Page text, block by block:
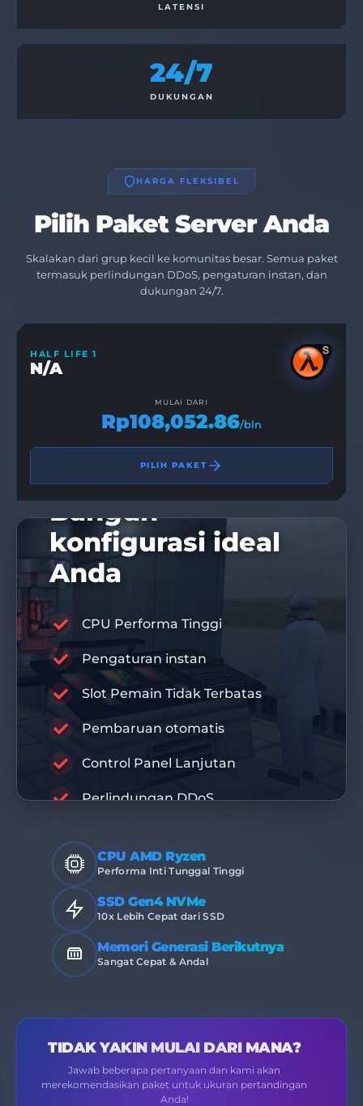
LATENSI
24/7
DUKUNGAN
HARGA FLEKSIBEL
Pilih Paket Server Anda
Skalakan dari grup kecil ke komunitas besar. Semua paket
termasuk perlindungan DDoS, pengaturan instan, dan
dukungan 24/7.
HALF LIFE 1
N/A
MULAI DARI
Rp108,052.86/bln
PILIH PAKET
Bangun
konfigurasi ideal
Anda
CPU Performa Tinggi
Pengaturan instan
Slot Pemain Tidak Terbatas
Pembaruan otomatis
Control Panel Lanjutan
Perlindungan DDoS
DIS10
RABISU
INFRASTRUKTUR PREMIUM
CPU AMD Ryzen
Performa Inti Tunggal Tinggi
SSD Gen4 NVMe
10x Lebih Cepat dari SSD
Memori Generasi Berikutnya
Sangat Cepat & Andal
TIDAK YAKIN MULAI DARI MANA?
Jawab beberapa pertanyaan dan kami akan
merekomendasikan paket untuk ukuran pertandingan
Anda!